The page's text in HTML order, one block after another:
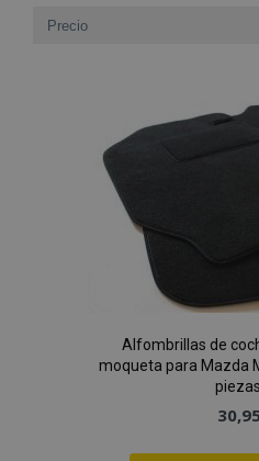
Alfombrillas de
moqueta para Mazda